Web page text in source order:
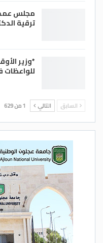
مجلس
ترقية
*وزير
السابق التالي 1 من 629